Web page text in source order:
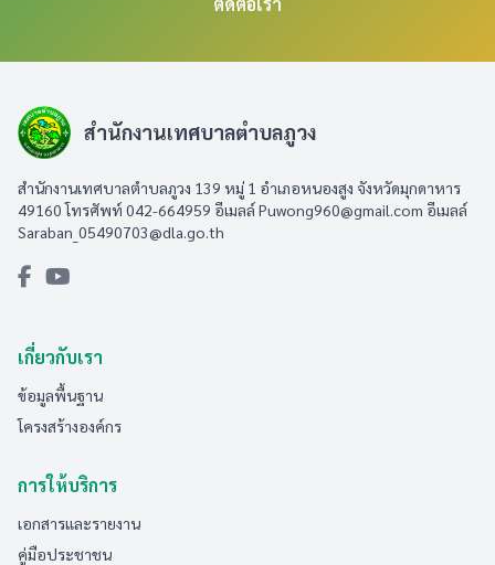
สำนักงานเทศบาลตำบลภูวง
สำนักงานเทศบาลตำบลภูวง 139 หมู่ 1 อำเภอหนองสูง จังหวัดมุกดาหาร
49160 โทรศัพท์ 042-664959 อีเมลล์Puwong960@gmail.com อีเมลล์
Saraban_05490703@dla.go.th
เกี่ยวกับเรา
ข้อมูลพื้นฐาน
โครงสร้างองค์กร
การให้บริการ
เอกสารและรายงาน
คู่มือประชาชน